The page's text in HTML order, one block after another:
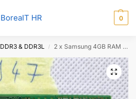
BoreaIT HR 0
DDR3 & DDR3L / 2 x Samsung 4GB RAM 1Rx8 PC3-10600S M471B5773CHS-CH9 1333MHz memorijski modul za prijenosno računalo